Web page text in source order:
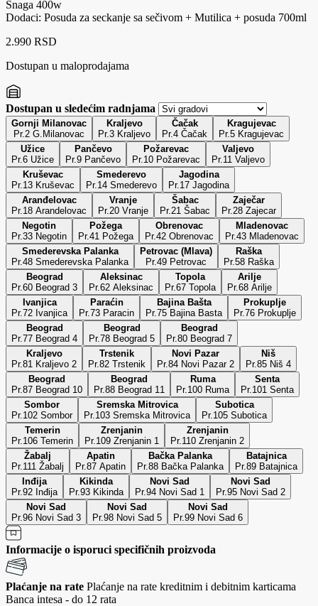
Snaga 400w
Dodaci: Posuda za seckanje sa sečivom + Mutilica + posuda 700ml
2.990 RSD
Dostupan u maloprodajama
Dostupan u sledećim radnjama
Gornji Milanovac
Pr.2 G.Milanovac
Kraljevo
Pr.3 Kraljevo
Čačak
Pr.4 Čačak
Kragujevac
Pr.5 Kragujevac
Užice
Pr.6 Užice
Pančevo
Pr.9 Pančevo
Požarevac
Pr.10 Požarevac
Valjevo
Pr.11 Valjevo
Kruševac
Pr.13 Kruševac
Smederevo
Pr.14 Smederevo
Jagodina
Pr.17 Jagodina
Aranđelovac
Pr.18 Arandelovac
Vranje
Pr.20 Vranje
Šabac
Pr.21 Šabac
Zaječar
Pr.28 Zajecar
Negotin
Pr.33 Negotin
Požega
Pr.41 Požega
Obrenovac
Pr.42 Obrenovac
Mladenovac
Pr.43 Mladenovac
Smederevska Palanka
Pr.48 Smederevska Palanka
Petrovac (Mlava)
Pr.49 Petrovac
Raška
Pr.58 Raška
Beograd
Pr.60 Beograd 3
Aleksinac
Pr.62 Aleksinac
Topola
Pr.67 Topola
Arilje
Pr.68 Arilje
Ivanjica
Pr.72 Ivanjica
Paraćin
Pr.73 Paracin
Bajina Bašta
Pr.75 Bajina Basta
Prokuplje
Pr.76 Prokuplje
Beograd
Pr.77 Beograd 4
Beograd
Pr.78 Beograd 5
Beograd
Pr.80 Beograd 7
Kraljevo
Pr.81 Kraljevo 2
Trstenik
Pr.82 Trstenik
Novi Pazar
Pr.84 Novi Pazar 2
Niš
Pr.85 Niš 4
Beograd
Pr.87 Beograd 10
Beograd
Pr.88 Beograd 11
Ruma
Pr.100 Ruma
Senta
Pr.101 Senta
Sombor
Pr.102 Sombor
Sremska Mitrovica
Pr.103 Sremska Mitrovica
Subotica
Pr.105 Subotica
Temerin
Pr.106 Temerin
Zrenjanin
Pr.109 Zrenjanin 1
Zrenjanin
Pr.110 Zrenjanin 2
Žabalj
Pr.111 Žabalj
Apatin
Pr.87 Apatin
Bačka Palanka
Pr.88 Bačka Palanka
Batajnica
Pr.89 Batajnica
Inđija
Pr.92 Inđija
Kikinda
Pr.93 Kikinda
Novi Sad
Pr.94 Novi Sad 1
Novi Sad
Pr.95 Novi Sad 2
Novi Sad
Pr.96 Novi Sad 3
Novi Sad
Pr.98 Novi Sad 5
Novi Sad
Pr.99 Novi Sad 6
Informacije o isporuci specifičnih proizvoda
Plaćanje na rate Plaćanje na rate kreditnim i debitnim karticama
Banca intesa - do 12 rata